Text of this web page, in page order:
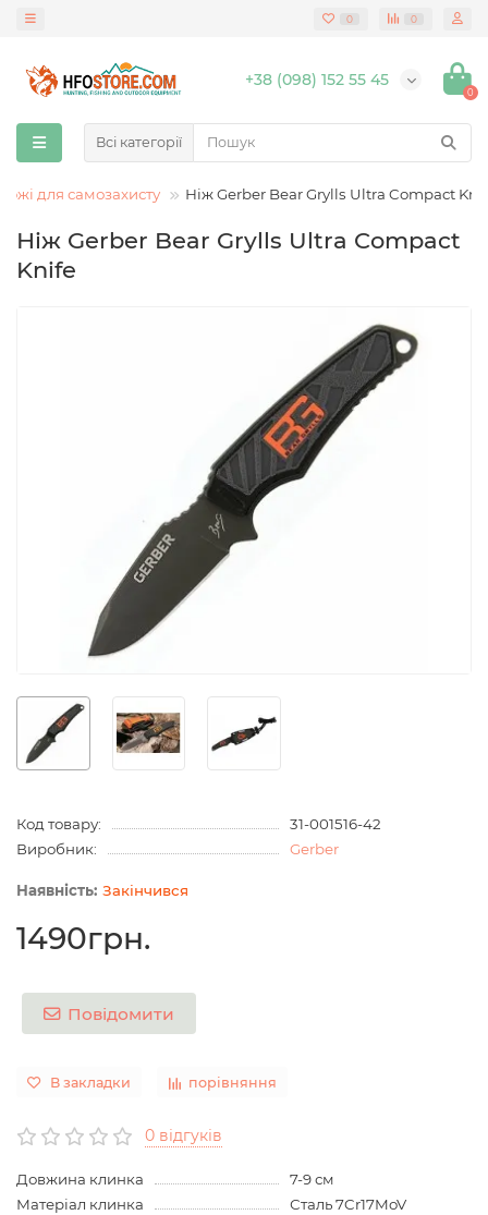
0 0
+38 (098) 152 55 45
0
Всі категорії
для самозахисту Ніж Gerber Bear Grylls Ultra Compact
Ніж Gerber Bear Grylls Ultra Compact
Knife
Код товару:
31-001516-42
Виробник:
Gerber
Закінчився
1490грн.
Повідомити
В закладки порівняння
0 відгуків
Довжина клинка
7-9 см
Матеріал клинка
Сталь 7Cr17MoV